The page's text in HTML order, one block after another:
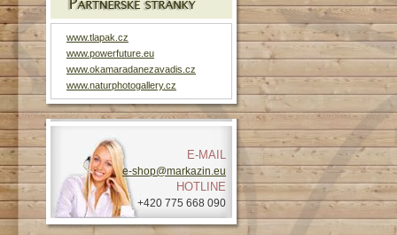
www.tlapak.cz
www.powerfuture.eu
www.okamaradanezavadis.cz
www.naturphotogallery.cz
E-MAIL
e-shop@markazin.eu
HOTLINE
+420 775 668 090